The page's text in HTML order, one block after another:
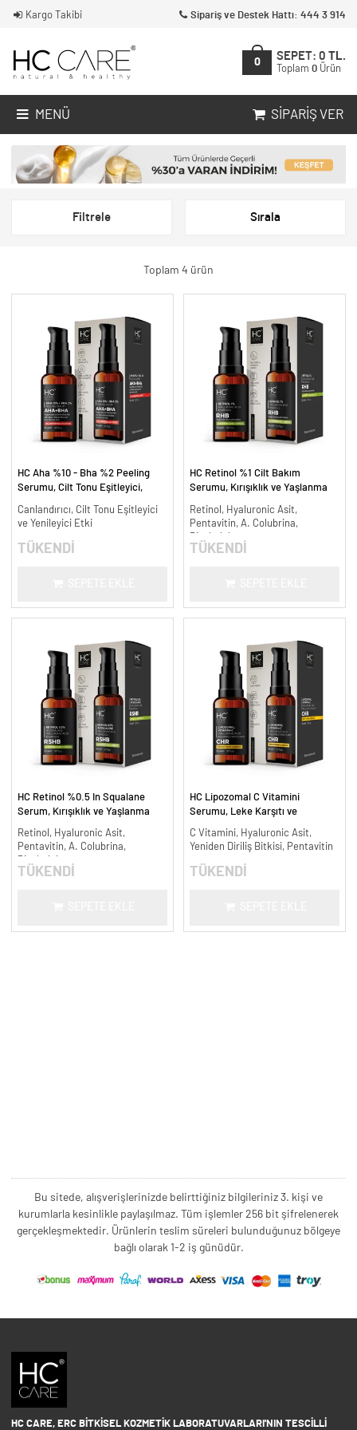
Kargo Takibi Sipariş ve Destek Hattı: 444 3 914
0
SEPET: 0 TL.
Toplam 0 Ürün
MENÜ SIPARIŞ VER
Filtrele Sırala
Toplam 4 ürün
HC Aha %10 - Bha %2 Peeling
Serumu, Cilt Tonu Eşitleyici,
Canlandırıcı, Cilt Tonu Eşitleyici
ve Yenileyici Etki
TÜKENDİ
HC Retinol %1 Cilt Bakım
Serumu, Kırışıklık ve Yaşlanma
Retinol, Hyaluronic Asit,
Pentavitin, A. Colubrina,
Bisabolol
TÜKENDİ
HC Retinol %0.5 In Squalane
Serum, Kırışıklık ve Yaşlanma
Retinol, Hyaluronic Asit,
Pentavitin, A. Colubrina,
TÜKENDİ
HC Lipozomal C Vitamini
Serumu, Leke Karşıtı ve
C Vitamini, Hyaluronic Asit,
Yeniden Diriliş Bitkisi, Pentavitin
TÜKENDİ
Bu sitede, alışverişlerinizde belirttiğiniz bilgileriniz 3. kişi ve
kurumlarla kesinlikle paylaşılmaz. Tüm işlemler 256 bit şifrelenerek
gerçekleşmektedir. Ürünlerin teslim süreleri bulunduğunuz bölgeye
bağlı olarak 1-2 iş günüdür.
HC CARE, ERC BITKISEL KOZMETIK LABORATUVARLARI'NIN TESCILLI